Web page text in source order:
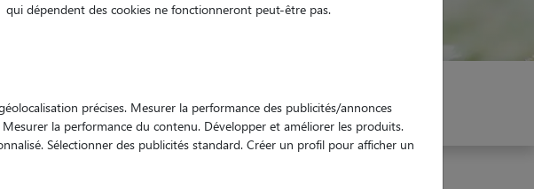
Trouver mon Pet Sitter
qui dépendent des cookies ne fonctionneront peut-être pas.
précises. Mesurer la performance des publicités/annonces
la performance du contenu. Développer et améliorer les produits.
Sélectionner des publicités standard. Créer un profil pour afficher un